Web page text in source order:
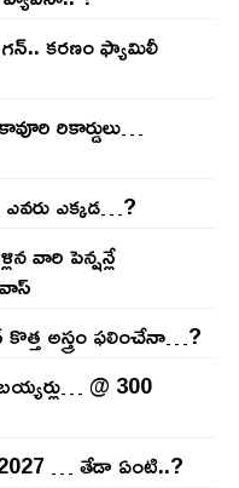
క‌ర‌ణం ఫ్యామిలీ
రికార్డులు…
ఎక్క‌డ‌…?
వారి పెన్ష‌న్లే
అస్త్రం ఫ‌లించేనా…?
@ 300
… తేడా ఏంటి..?